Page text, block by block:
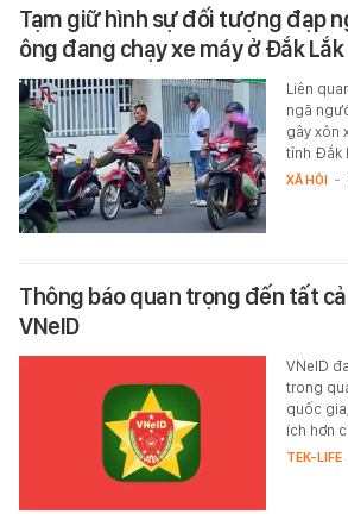
Tạm giữ hình sự đối tượng đạp
ông đang chạy xe máy ở Đắk Lắk
Liên
ngã
gây xôn
tỉnh Đắk
XÃ HỘI -
Thông báo quan trọng đến tất
VNeID
VNeID
trong
quốc
ích hơn
TEK-LIFE